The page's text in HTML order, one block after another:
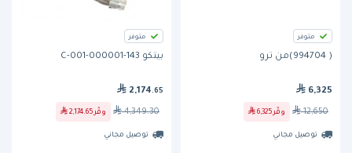
متوفر
( 994704)من ترو
6,325
12,650 وفّر 6,325
توصيل مجاني
متوفر
بيتكو 143-000001-001-C
2,174 .65
4,349.30 وفّر 2,174.65
توصيل مجاني